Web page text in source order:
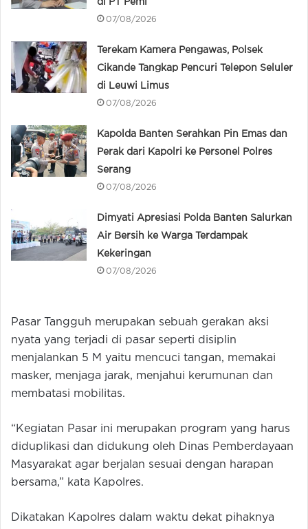
di PT Pemi
07/08/2026
Terekam Kamera Pengawas, Polsek
Cikande Tangkap Pencuri Telepon Seluler
di Leuwi Limus
07/08/2026
Kapolda Banten Serahkan Pin Emas dan
Perak dari Kapolri ke Personel Polres
Serang
07/08/2026
Dimyati Apresiasi Polda Banten Salurkan
Air Bersih ke Warga Terdampak
Kekeringan
07/08/2026
Pasar Tangguh merupakan sebuah gerakan aksi
nyata yang terjadi di pasar seperti disiplin
menjalankan 5 M yaitu mencuci tangan, memakai
masker, menjaga jarak, menjahui kerumunan dan
membatasi mobilitas.
“Kegiatan Pasar ini merupakan program yang harus
diduplikasi dan didukung oleh Dinas Pemberdayaan
Masyarakat agar berjalan sesuai dengan harapan
bersama,” kata Kapolres.
Dikatakan Kapolres dalam waktu dekat pihaknya